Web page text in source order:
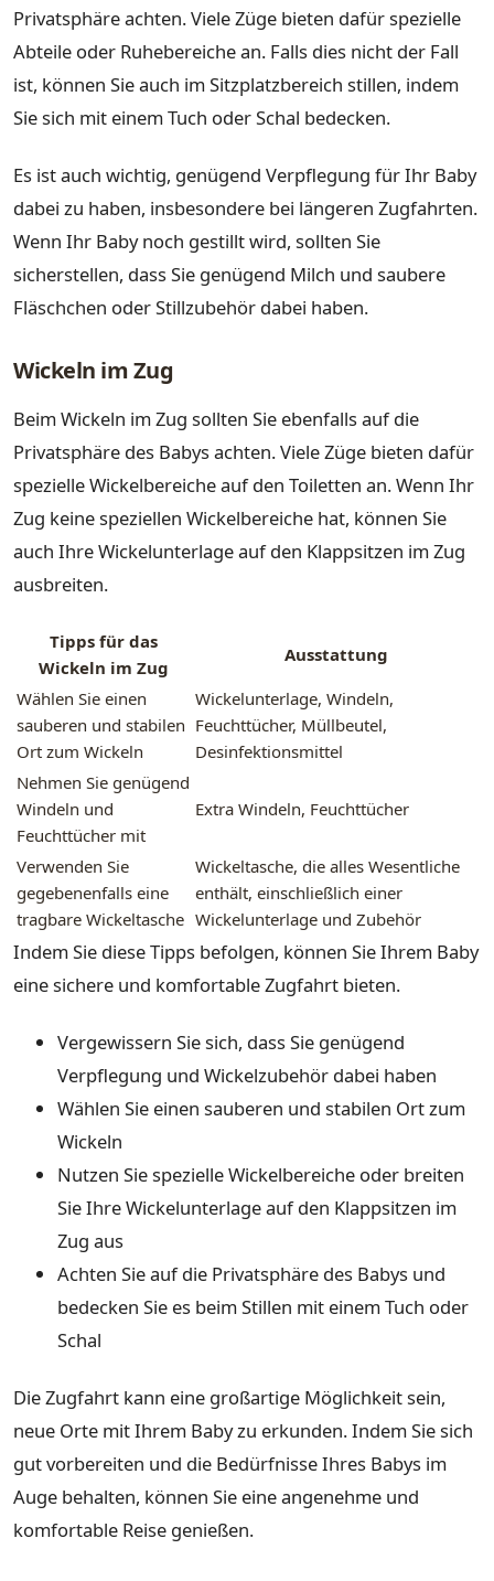
Privatsphäre achten. Viele Züge bieten dafür spezielle
Abteile oder Ruhebereiche an. Falls dies nicht der Fall
ist, können Sie auch im Sitzplatzbereich stillen, indem
Sie sich mit einem Tuch oder Schal bedecken.
Es ist auch wichtig, genügend Verpflegung für Ihr Baby
dabei zu haben, insbesondere bei längeren Zugfahrten.
Wenn Ihr Baby noch gestillt wird, sollten Sie
sicherstellen, dass Sie genügend Milch und saubere
Fläschchen oder Stillzubehör dabei haben.
Wickeln im Zug
Beim Wickeln im Zug sollten Sie ebenfalls auf die
Privatsphäre des Babys achten. Viele Züge bieten dafür
spezielle Wickelbereiche auf den Toiletten an. Wenn Ihr
Zug keine speziellen Wickelbereiche hat, können Sie
auch Ihre Wickelunterlage auf den Klappsitzen im Zug
ausbreiten.
Tipps für das
Wickeln im Zug
Ausstattung
Wählen Sie einen
sauberen und stabilen
Ort zum Wickeln
Wickelunterlage, Windeln,
Feuchttücher, Müllbeutel,
Desinfektionsmittel
Nehmen Sie genügend
Windeln und
Feuchttücher mit
Extra Windeln, Feuchttücher
Verwenden Sie
gegebenenfalls eine
tragbare Wickeltasche
Wickeltasche, die alles Wesentliche
enthält, einschließlich einer
Wickelunterlage und Zubehör
Indem Sie diese Tipps befolgen, können Sie Ihrem Baby
eine sichere und komfortable Zugfahrt bieten.
Vergewissern Sie sich, dass Sie genügend
Verpflegung und Wickelzubehör dabei haben
Wählen Sie einen sauberen und stabilen Ort zum
Wickeln
Nutzen Sie spezielle Wickelbereiche oder breiten
Sie Ihre Wickelunterlage auf den Klappsitzen im
Zug aus
Achten Sie auf die Privatsphäre des Babys und
bedecken Sie es beim Stillen mit einem Tuch oder
Schal
Die Zugfahrt kann eine großartige Möglichkeit sein,
neue Orte mit Ihrem Baby zu erkunden. Indem Sie sich
gut vorbereiten und die Bedürfnisse Ihres Babys im
Auge behalten, können Sie eine angenehme und
komfortable Reise genießen.